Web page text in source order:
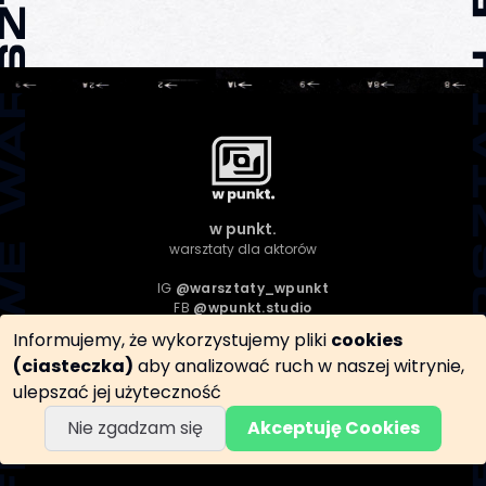
w punkt.
warsztaty dla aktorów
IG @warsztaty_wpunkt
FB @wpunkt.studio
polityka prywatności i plików cookies
regulamin warsztatów
regulamin sprzedaży
regulamin - newsletter i lead magnet
informacja o przetwarzaniu danych osobowych
formularz odstąpienia i reklamacji
Informujemy, że wykorzystujemy pliki cookies
(ciasteczka) aby analizować ruch w naszej witrynie,
ulepszać jej użyteczność
Nie zgadzam się
Akceptuję Cookies